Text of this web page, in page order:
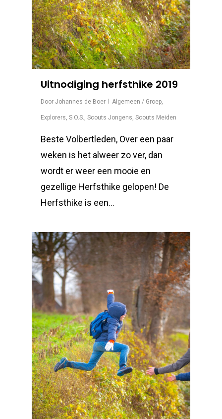
Uitnodiging herfsthike 2019
Door Johannes de Boer Algemeen / Groep
Explorers S.O.S. Scouts Jongens Scouts Meiden
Beste Volbertleden, Over een paar
weken is het alweer zo ver, dan
wordt er weer een mooie en
gezellige Herfsthike gelopen! De
Herfsthike is een…